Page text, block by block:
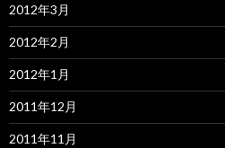
2012年3月
2012年2月
2012年1月
2011年12月
2011年11月